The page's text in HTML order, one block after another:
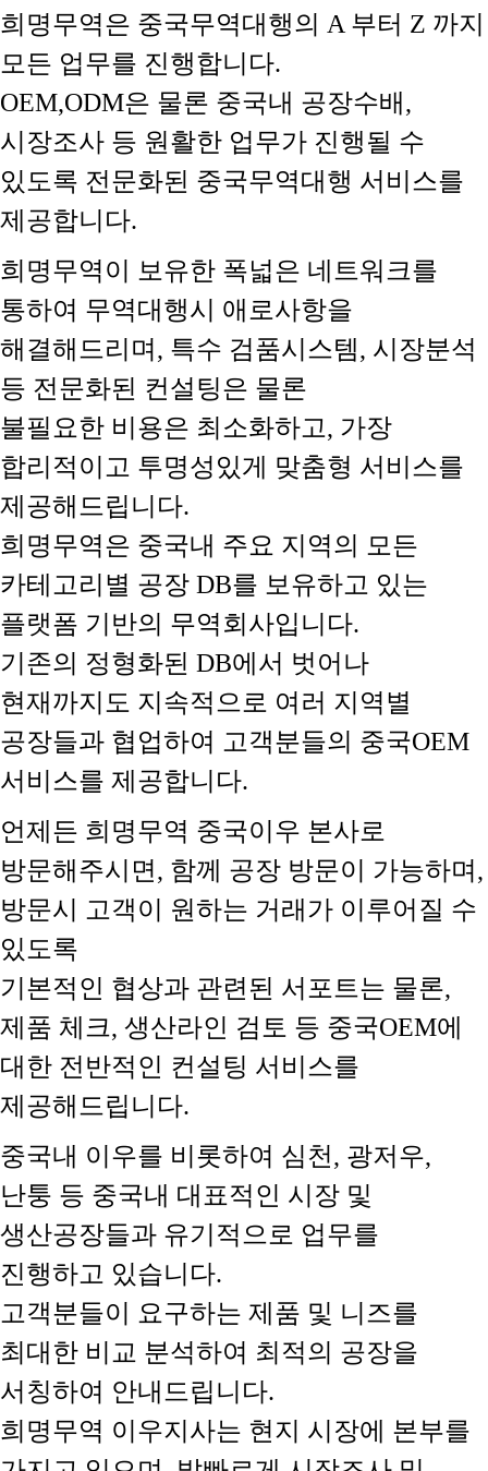
희명무역은 중국무역대행의 A 부터 Z 까지
모든 업무를 진행합니다.
OEM,ODM은 물론 중국내 공장수배,
시장조사 등 원활한 업무가 진행될 수
있도록 전문화된 중국무역대행 서비스를
제공합니다.
희명무역이 보유한 폭넓은 네트워크를
통하여 무역대행시 애로사항을
해결해드리며, 특수 검품시스템, 시장분석
등 전문화된 컨설팅은 물론
불필요한 비용은 최소화하고, 가장
합리적이고 투명성있게 맞춤형 서비스를
제공해드립니다.
희명무역은 중국내 주요 지역의 모든
카테고리별 공장 DB를 보유하고 있는
플랫폼 기반의 무역회사입니다.
기존의 정형화된 DB에서 벗어나
현재까지도 지속적으로 여러 지역별
공장들과 협업하여 고객분들의 중국OEM
서비스를 제공합니다.
언제든 희명무역 중국이우 본사로
방문해주시면, 함께 공장 방문이 가능하며,
방문시 고객이 원하는 거래가 이루어질 수
있도록
기본적인 협상과 관련된 서포트는 물론,
제품 체크, 생산라인 검토 등 중국OEM에
대한 전반적인 컨설팅 서비스를
제공해드립니다.
중국내 이우를 비롯하여 심천, 광저우,
난퉁 등 중국내 대표적인 시장 및
생산공장들과 유기적으로 업무를
진행하고 있습니다.
고객분들이 요구하는 제품 및 니즈를
최대한 비교 분석하여 최적의 공장을
서칭하여 안내드립니다.
희명무역 이우지사는 현지 시장에 본부를